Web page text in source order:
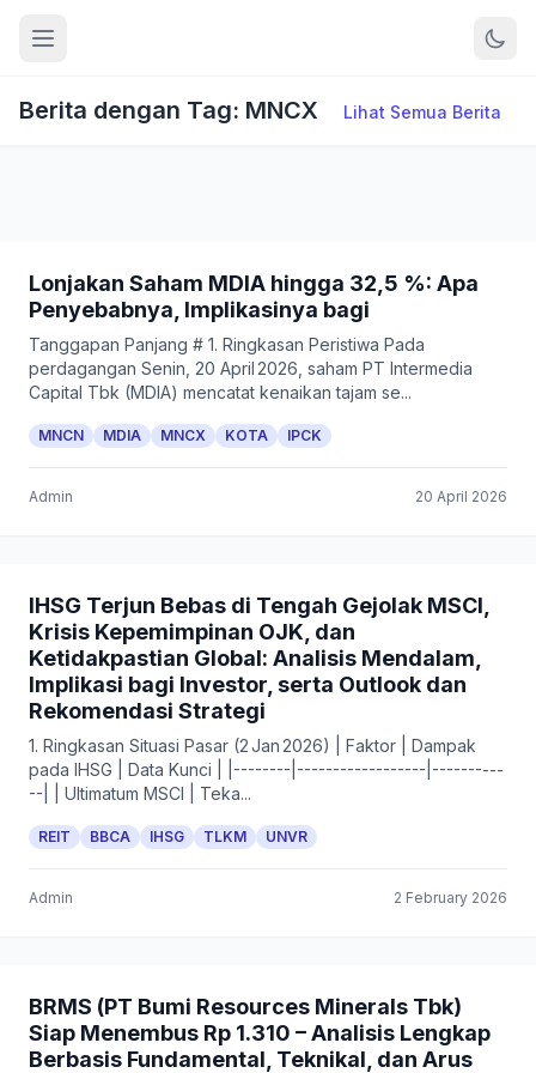
Berita dengan Tag: MNCX Lihat Semua Berita
Lonjakan Saham MDIA hingga 32,5 %: Apa
Penyebabnya, Implikasinya bagi
Tanggapan Panjang # 1. Ringkasan Peristiwa Pada
perdagangan Senin, 20 April 2026, saham PT Intermedia
Capital Tbk (MDIA) mencatat kenaikan tajam se...
MNCN MDIA MNCX KOTA IPCK
Admin 20 April 2026
IHSG Terjun Bebas di Tengah Gejolak MSCI,
Krisis Kepemimpinan OJK, dan
Ketidakpastian Global: Analisis Mendalam,
Implikasi bagi Investor, serta Outlook dan
Rekomendasi Strategi
1. Ringkasan Situasi Pasar (2 Jan 2026) | Faktor | Dampak
pada IHSG | Data Kunci | |--------|------------------|----------
--| | Ultimatum MSCI | Teka...
REIT BBCA IHSG TLKM UNVR
Admin 2 February 2026
BRMS (PT Bumi Resources Minerals Tbk)
Siap Menembus Rp 1.310 – Analisis Lengkap
Berbasis Fundamental, Teknikal, dan Arus